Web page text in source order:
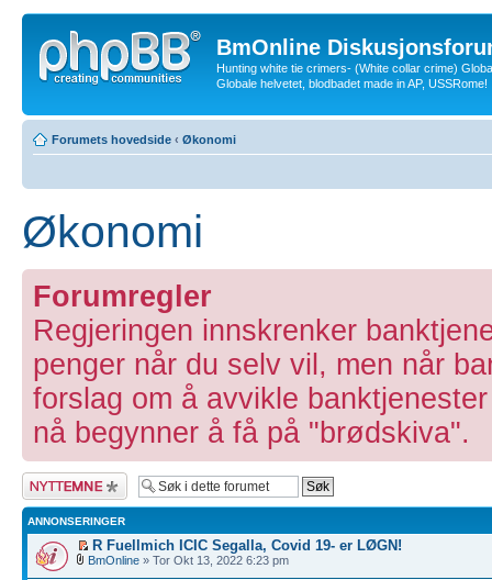
BmOnline
Hunting white tie crimers- (White collar crime)
Globale helvetet, blodbadet made in AP, USSRome!
Forumets hovedside ‹ Økonomi
Økonomi
Forumregler
Regjeringen innskrenker
penger når du selv vil, men når
forslag om å avvikle
nå begynner å få på "brødskiva".
Legg inn et nytt
emne
ANNONSERINGER
R Fuellmich ICIC Segalla, Covid 19- er LØGN!
BmOnline » Tor Okt 13, 2022 6:23 pm